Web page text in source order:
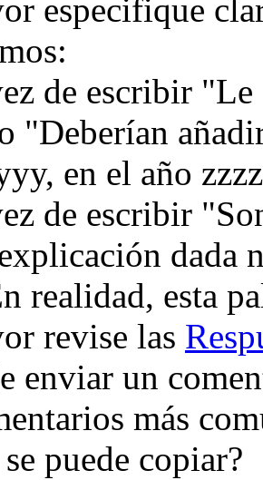
especifique
de escribir
"Deberían
en el año
de escribir
dada
realidad, esta
revise las
enviar un
más
puede copiar?